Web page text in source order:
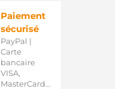
Paiement
sécurisé
PayPal |
Carte
bancaire
VISA,
MasterCard...